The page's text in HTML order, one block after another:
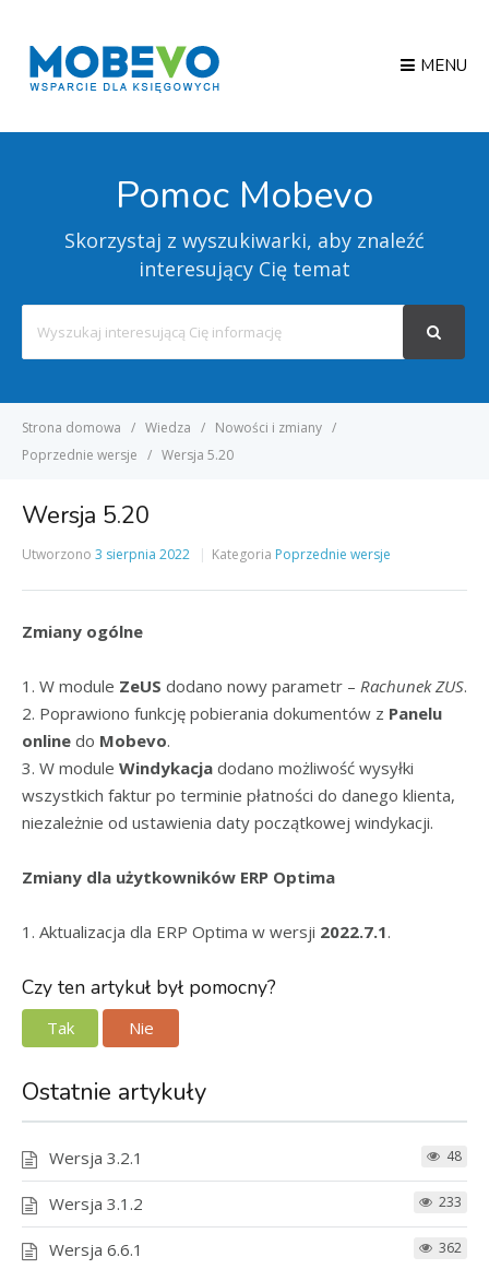
MENU
Pomoc Mobevo
Skorzystaj z wyszukiwarki, aby znaleźć
interesujący Cię temat
For
Strona domowa Wiedza
Nowości i zmiany
Poprzednie wersje
Wersja 5.20
Wersja 5.20
Utworzono 3 sierpnia 2022 Kategoria Poprzednie wersje
Zmiany ogólne
1. W module ZeUS dodano nowy parametr – Rachunek ZUS.
2. Poprawiono funkcję pobierania dokumentów z Panelu
online do Mobevo.
3. W module Windykacja dodano możliwość wysyłki
wszystkich faktur po terminie płatności do danego klienta,
niezależnie od ustawienia daty początkowej windykacji.
Zmiany dla użytkowników ERP Optima
1. Aktualizacja dla ERP Optima w wersji 2022.7.1.
Czy ten artykuł był pomocny?
Tak Nie
Ostatnie artykuły
Wersja 3.2.1 48
Wersja 3.1.2 233
Wersja 6.6.1 362